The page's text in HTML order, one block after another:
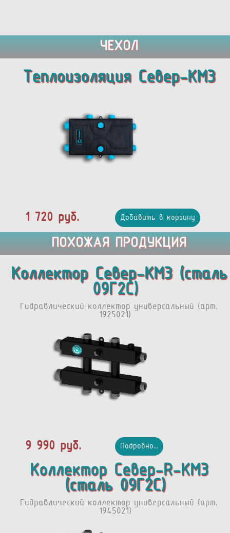
ЧЕХОЛ
Теплоизоляция Север-KM3
1 720 руб. Добавить в корзину
ПОХОЖАЯ ПРОДУКЦИЯ
Коллектор Север-КМ3 (сталь
09Г2С)
Гидравлический коллектор универсальный (арт.
1925021)
9 990 руб. Подробно...
Коллектор Север-R-КМ3
(сталь 09Г2С)
Гидравлический коллектор универсальный (арт.
1945021)